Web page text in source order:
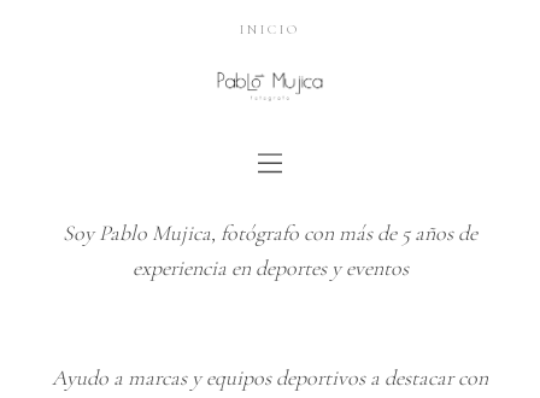
INICIO
Soy Pablo Mujica, fotógrafo con más de 5 años de
experiencia en deportes y eventos
Ayudo a marcas y equipos deportivos a destacar con